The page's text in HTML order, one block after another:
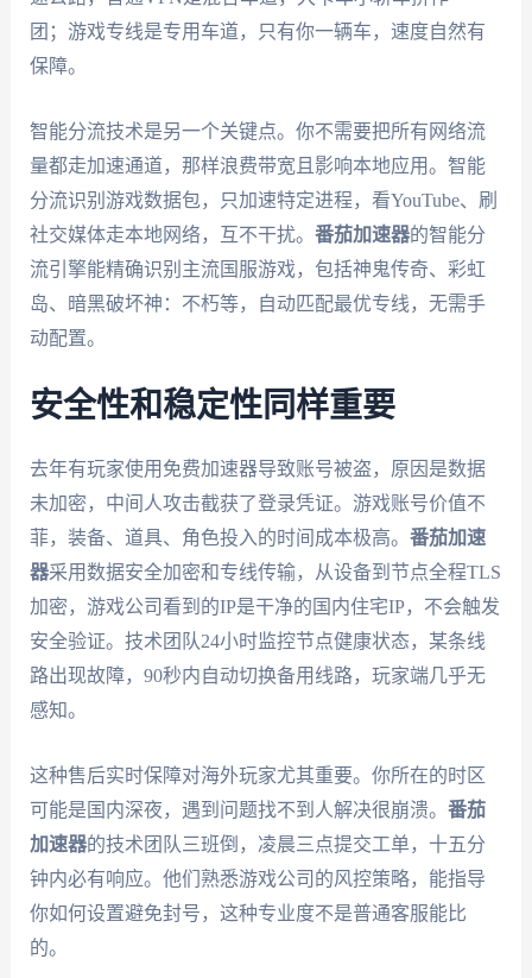
团；游戏专线是专用车道，只有你一辆车，速度自然有
保障。
智能分流技术是另一个关键点。你不需要把所有网络流
量都走加速通道，那样浪费带宽且影响本地应用。智能
分流识别游戏数据包，只加速特定进程，看YouTube、刷
社交媒体走本地网络，互不干扰。 番茄加速器的智能分
流引擎能精确识别主流国服游戏，包括神鬼传奇、彩虹
岛、暗黑破坏神：不朽等，自动匹配最优专线，无需手
动配置。
安全性和稳定性同样重要
去年有玩家使用免费加速器导致账号被盗，原因是数据
未加密，中间人攻击截获了登录凭证。游戏账号价值不
菲，装备、道具、角色投入的时间成本极高。 番茄加速
器采用数据安全加密和专线传输，从设备到节点全程TLS
加密，游戏公司看到的IP是干净的国内住宅IP，不会触发
安全验证。技术团队24小时监控节点健康状态，某条线
路出现故障，90秒内自动切换备用线路，玩家端几乎无
感知。
这种售后实时保障对海外玩家尤其重要。你所在的时区
可能是国内深夜，遇到问题找不到人解决很崩溃。 番茄
加速器的技术团队三班倒，凌晨三点提交工单，十五分
钟内必有响应。他们熟悉游戏公司的风控策略，能指导
你如何设置避免封号，这种专业度不是普通客服能比
的。